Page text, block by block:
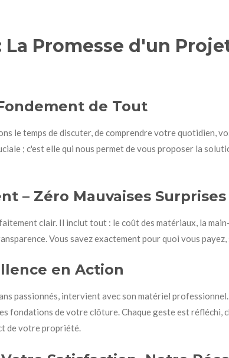
Promesse d'un
de Tout
le temps de discuter, de comprendre votre quotidien,
; c'est elle qui nous permet de vous proposer la
– Zéro Mauvaises Surprises
clair. Il inclut tout : le coût des matériaux, la
Vous savez exactement pour quoi vous payez,
en Action
passionnés, intervient avec son matériel
fondations de votre clôture. Chaque geste est réfléchi,
de votre propriété.